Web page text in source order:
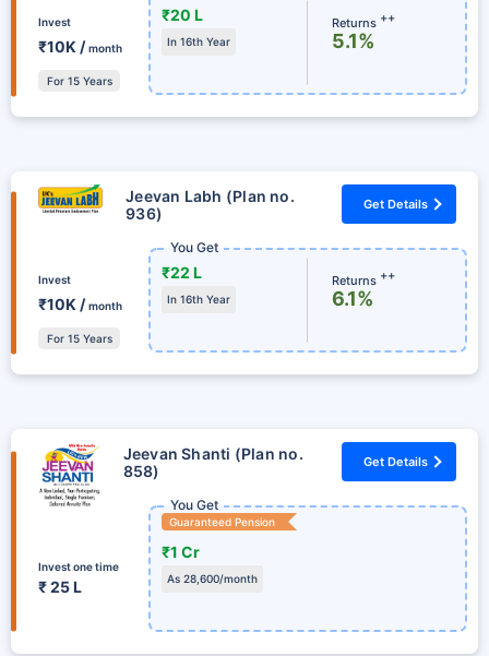
Invest
₹10K /month
For 15 Years
₹20 L
In 16th Year
Returns ++
5.1%
Jeevan Labh (Plan no.
936)
Get Details
Invest
₹10K /month
For 15 Years
You Get
₹22 L
In 16th Year
Returns ++
6.1%
Jeevan Shanti (Plan no.
858)
Get Details
Invest one time
₹ 25 L
You Get
Guaranteed Pension
₹1 Cr
As 28,600/month